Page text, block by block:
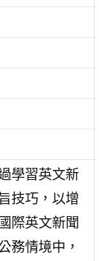
學習英文新
技巧，以增
際英文新聞
務情境中，